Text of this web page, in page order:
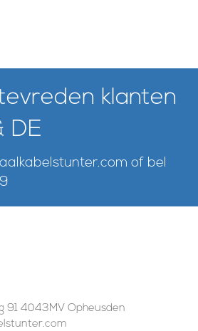
klanten
DE
of bel
91 4043MV Opheusden